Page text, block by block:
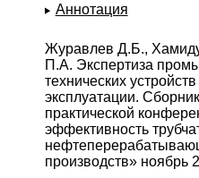
Аннотация
Журавлев Д.Б.,
П.А. Экспертиза
технических
эксплуатации.
практической
эффективность
производств» ноябрь